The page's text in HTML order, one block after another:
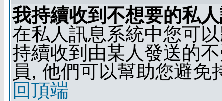
我持續收到不想要的私
在私人訊息系統中您可
持續收到由某人發送的
員, 他們可以幫助您避免
回頂端